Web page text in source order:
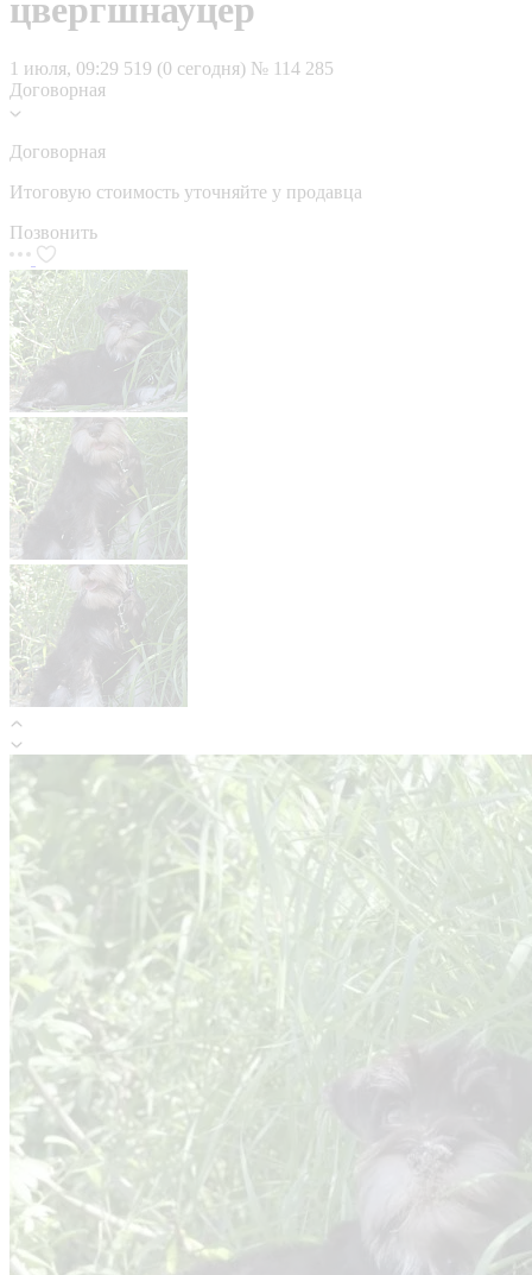
цвергшнауцер
1 июля, 09:29 519 (0 сегодня) № 114 285
Договорная
Договорная
Итоговую стоимость уточняйте у продавца
Позвонить